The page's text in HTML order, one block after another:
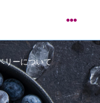
リーについて